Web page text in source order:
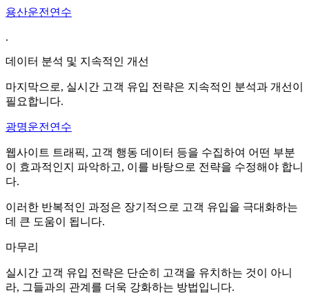
용산운전연수
.
데이터 분석 및 지속적인 개선
마지막으로, 실시간 고객 유입 전략은 지속적인 분석과 개선이
필요합니다.
광명운전연수
웹사이트 트래픽, 고객 행동 데이터 등을 수집하여 어떤 부분
이 효과적인지 파악하고, 이를 바탕으로 전략을 수정해야 합니
다.
이러한 반복적인 과정은 장기적으로 고객 유입을 극대화하는
데 큰 도움이 됩니다.
마무리
실시간 고객 유입 전략은 단순히 고객을 유치하는 것이 아니
라, 그들과의 관계를 더욱 강화하는 방법입니다.